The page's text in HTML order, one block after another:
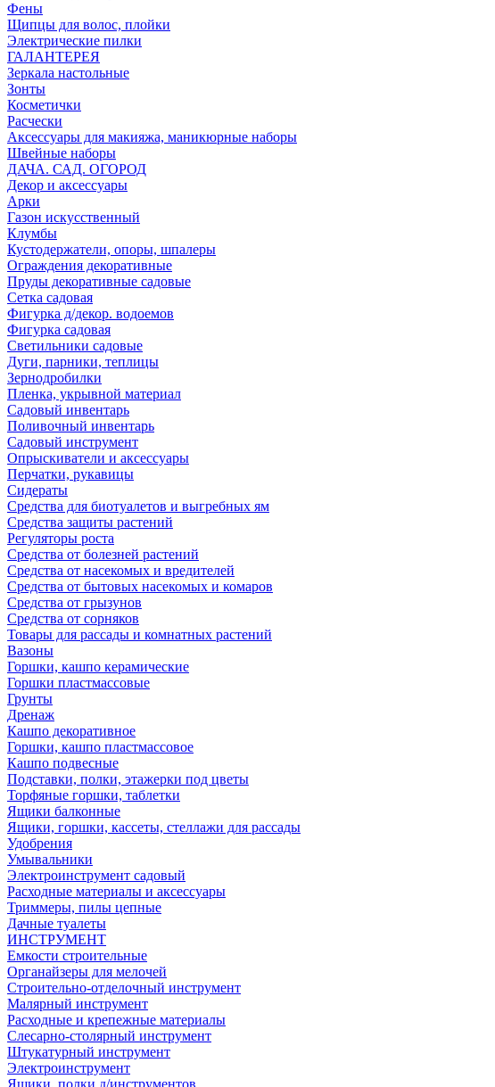
Фены
Щипцы для волос, плойки
Электрические пилки
ГАЛАНТЕРЕЯ
Зеркала настольные
Зонты
Косметички
Расчески
Аксессуары для макияжа, маникюрные наборы
Швейные наборы
ДАЧА. САД. ОГОРОД
Декор и аксессуары
Арки
Газон искусственный
Клумбы
Кустодержатели, опоры, шпалеры
Ограждения декоративные
Пруды декоративные садовые
Сетка садовая
Фигурка д/декор. водоемов
Фигурка садовая
Светильники садовые
Дуги, парники, теплицы
Зернодробилки
Пленка, укрывной материал
Садовый инвентарь
Поливочный инвентарь
Садовый инструмент
Опрыскиватели и аксессуары
Перчатки, рукавицы
Сидераты
Средства для биотуалетов и выгребных ям
Средства защиты растений
Регуляторы роста
Средства от болезней растений
Средства от насекомых и вредителей
Средства от бытовых насекомых и комаров
Средства от грызунов
Средства от сорняков
Товары для рассады и комнатных растений
Вазоны
Горшки, кашпо керамические
Горшки пластмассовые
Грунты
Дренаж
Кашпо декоративное
Горшки, кашпо пластмассовое
Кашпо подвесные
Подставки, полки, этажерки под цветы
Торфяные горшки, таблетки
Ящики балконные
Ящики, горшки, кассеты, стеллажи для рассады
Удобрения
Умывальники
Электроинструмент садовый
Расходные материалы и аксессуары
Триммеры, пилы цепные
Дачные туалеты
ИНСТРУМЕНТ
Емкости строительные
Органайзеры для мелочей
Строительно-отделочный инструмент
Малярный инструмент
Расходные и крепежные материалы
Слесарно-столярный инструмент
Штукатурный инструмент
Электроинструмент
Ящики, полки д/инструментов